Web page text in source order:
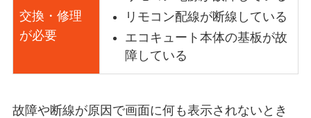
交換・修理
が必要
リモコン配線が断線している
エコキュート本体の基板が故
障している
故障や断線が原因で画面に何も表示されないとき